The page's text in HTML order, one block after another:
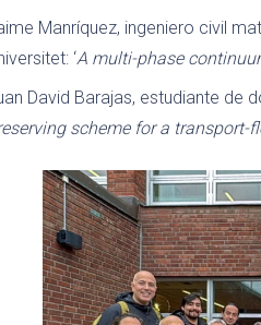
Manríquez, ingeniero civil
‘A multi-phase
David Barajas, estudiante de
scheme for a